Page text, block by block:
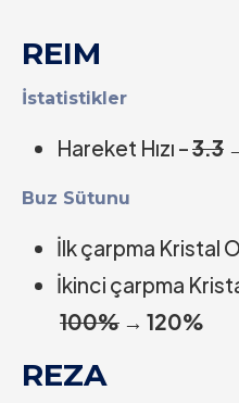
REIM
İstatistikler
Hareket Hızı –3.3
Buz Sütunu
İlk çarpma Kristal
İkinci çarpma
100% → 120%
REZA